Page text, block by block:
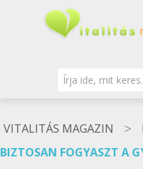
VITALITÁS MAGAZIN >
BIZTOSAN FOGYASZT A